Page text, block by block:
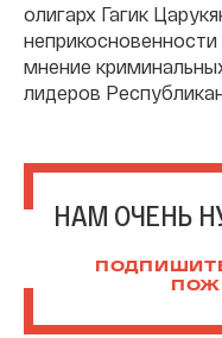
олигарх Гагик
мнение
лидеров
НАМ ОЧЕНЬ